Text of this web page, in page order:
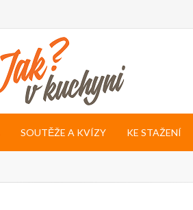
SOUTĚŽE A KVÍZY KE STAŽENÍ